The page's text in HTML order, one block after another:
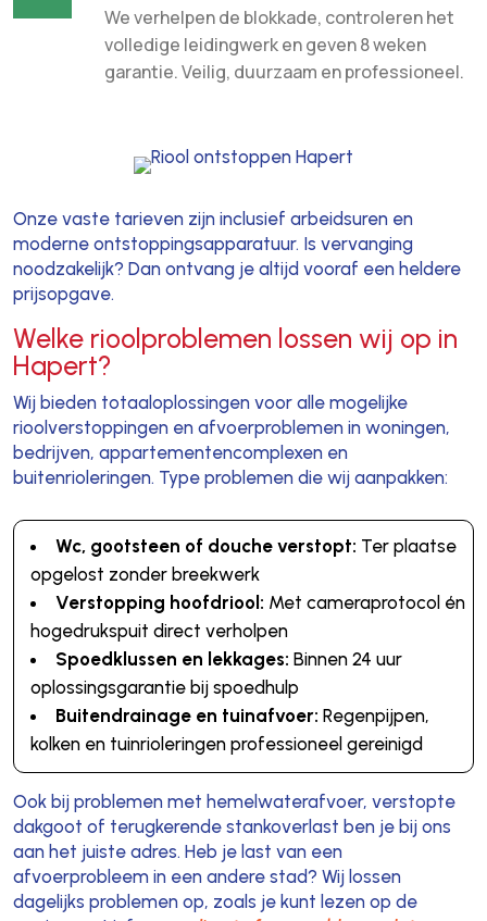
We verhelpen de blokkade, controleren het
volledige leidingwerk en geven 8 weken
garantie. Veilig, duurzaam en professioneel.
Onze vaste tarieven zijn inclusief arbeidsuren en
moderne ontstoppingsapparatuur. Is vervanging
noodzakelijk? Dan ontvang je altijd vooraf een heldere
prijsopgave.
Welke rioolproblemen lossen wij op in
Hapert?
Wij bieden totaaloplossingen voor alle mogelijke
rioolverstoppingen en afvoerproblemen in woningen,
bedrijven, appartementencomplexen en
buitenrioleringen. Type problemen die wij aanpakken:
Wc, gootsteen of douche verstopt: Ter plaatse
opgelost zonder breekwerk
Verstopping hoofdriool: Met cameraprotocol én
hogedrukspuit direct verholpen
Spoedklussen en lekkages: Binnen 24 uur
oplossingsgarantie bij spoedhulp
Buitendrainage en tuinafvoer: Regenpijpen,
kolken en tuinrioleringen professioneel gereinigd
Ook bij problemen met hemelwaterafvoer, verstopte
dakgoot of terugkerende stankoverlast ben je bij ons
aan het juiste adres. Heb je last van een
afvoerprobleem in een andere stad? Wij lossen
dagelijks problemen op, zoals je kunt lezen op de